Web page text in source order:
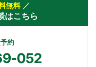
無料 ／
はこちら
約
052